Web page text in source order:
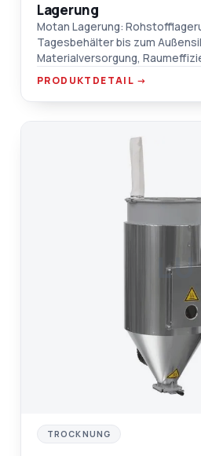
Lagerung
Motan Lagerung:
Tagesbehälter bis zum
Materialversorgung,
Transportkosten.
PRODUKTDETAIL →
LU
TROCKNUNG